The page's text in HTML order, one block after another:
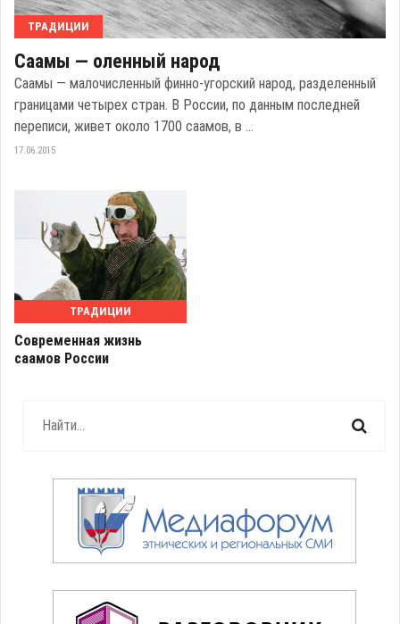
ТРАДИЦИИ
Саамы — оленный народ
Саамы — малочисленный финно-угорский народ, разделенный
границами четырех стран. В России, по данным последней
переписи, живет около 1700 саамов, в ...
17.06.2015
ТРАДИЦИИ
Современная жизнь
саамов России